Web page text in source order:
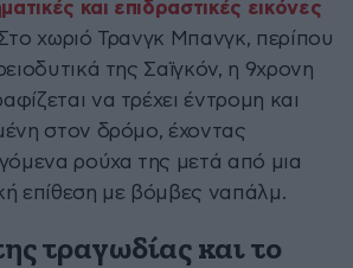
και επιδραστικές εικόνες
χωριό Τρανγκ Μπανγκ, περίπου
της Σαϊγκόν, η 9χρονη
να τρέχει έντρομη και
στον δρόμο, έχοντας
ρούχα της μετά από μια
επίθεση με βόμβες ναπάλμ.
τραγωδίας και το